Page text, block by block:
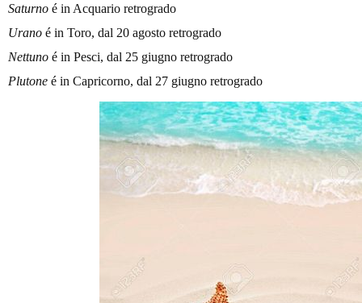
Saturno é in Acquario retrogrado
Urano é in Toro, dal 20 agosto retrogrado
Nettuno é in Pesci, dal 25 giugno retrogrado
Plutone é in Capricorno, dal 27 giugno retrogrado